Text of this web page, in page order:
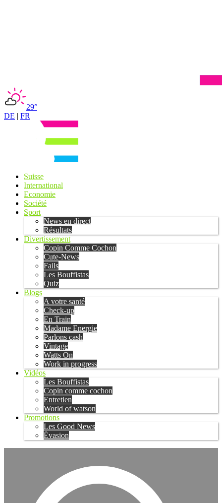
29°
DE | FR
Suisse
International
Economie
Société
Sport
News en direct
Résultats
Divertissement
Copin Comme Cochon
Cute-News
Fails
Les Bouffistas
Quiz
Blogs
A votre santé
Check-up
En Train
Madame Energie
Parlons cash
Vintage
Watts On
Work in progress
Vidéos
Les Bouffistas
Copin comme cochon
Entretien
World of watson
Promotions
Les Good News
Évasion